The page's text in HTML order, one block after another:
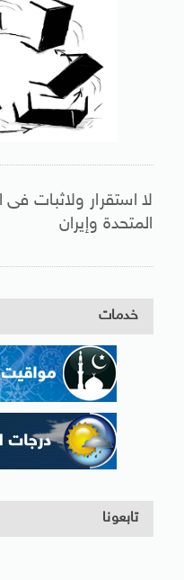
لا استقرار ولاثبات
المتحدة وإيران
خدمات
تابعونا